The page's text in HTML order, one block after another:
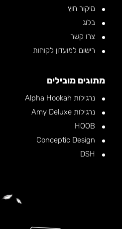
מיקור חוץ
בלוג
צרו קשר
רישום למועדון לקוחות
מתוגים מובילים
נרגילות Alpha Hookah
נרגילות Amy Deluxe